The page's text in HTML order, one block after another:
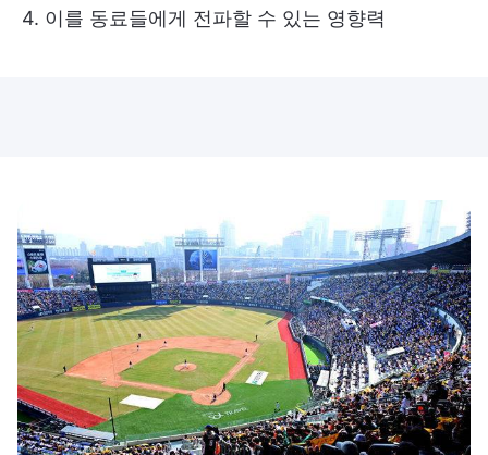
4. 이를 동료들에게 전파할 수 있는 영향력